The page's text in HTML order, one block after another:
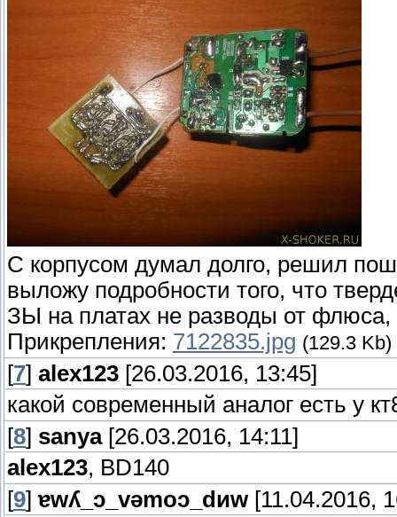
С корпусом думал долго, решил
выложу подробности того, что
ЗЫ на платах не разводы от флюса,
Прикрепления: 7122835.jpg (129.3 Kb)
[7] alex123 [26.03.2016, 13:45]
какой современный аналог есть у
[8] sanya[26.03.2016, 14:11]
alex123, BD140
[9]ɐwʎ_ɔ_vǝmоɔ_dиw[11.04.2016,